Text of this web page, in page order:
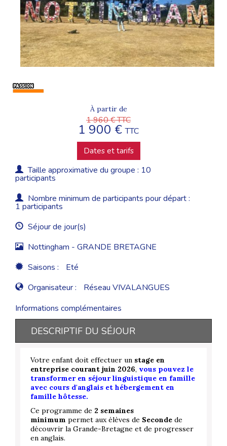
À partir de
1 960 € TTC
1 900 €TTC
Dates et tarifs
Taille approximative du groupe : 10
participants
Nombre minimum de participants pour départ :
1 participants
Séjour de jour(s)
Nottingham - GRANDE BRETAGNE
Saisons :
Eté
Organisateur :
Réseau VIVALANGUES
Informations complémentaires
DESCRIPTIF DU SÉJOUR
Votre enfant doit effectuer un stage en
entreprise courant juin 2026, vous pouvez le
transformer en séjour linguistique en famille
avec cours d'anglais et hébergement en
famille hôtesse.
Ce programme de 2 semaines
minimum permet aux élèves de Seconde de
découvrir la Grande-Bretagne et de progresser
en anglais.